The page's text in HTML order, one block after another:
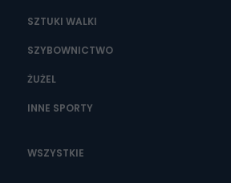
SZTUKI WALKI
SZYBOWNICTWO
ŻUŻEL
INNE SPORTY
WSZYSTKIE